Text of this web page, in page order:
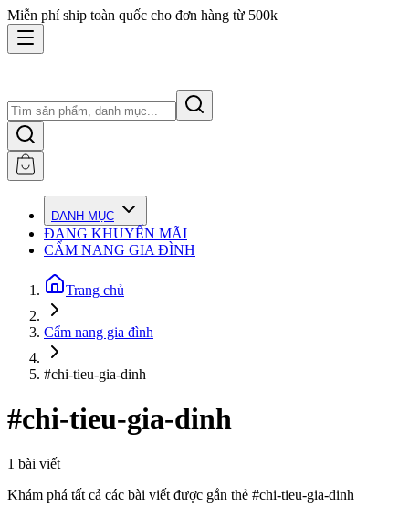
Miễn phí ship toàn quốc cho đơn hàng từ 500k
DANH MỤC
ĐANG KHUYẾN MÃI
CẨM NANG GIA ĐÌNH
Trang chủ
Cẩm nang gia đình
#chi-tieu-gia-dinh
#chi-tieu-gia-dinh
1 bài viết
Khám phá tất cả các bài viết được gắn thẻ #chi-tieu-gia-dinh